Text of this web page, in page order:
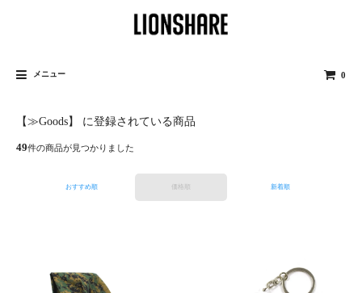
メニュー 0
【≫Goods】 に登録されている商品
49件の商品が見つかりました
おすすめ順 価格順 新着順